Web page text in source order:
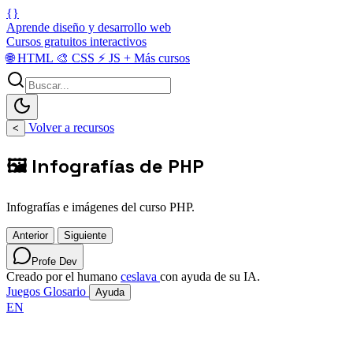
{}
Aprende diseño y desarrollo web
Cursos gratuitos interactivos
🌐HTML 🎨 CSS ⚡ JS + Más cursos
< Volver a recursos
🖼️ Infografías de PHP
Infografías e imágenes del curso PHP.
Anterior Siguiente
Profe Dev
Creado por el humano ceslava con ayuda de su IA.
Juegos Glosario Ayuda
EN